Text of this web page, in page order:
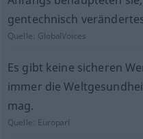
gentechnisch
Quelle: GlobalVoices
Es gibt keine sicheren
immer die
mag.
Quelle: Europarl